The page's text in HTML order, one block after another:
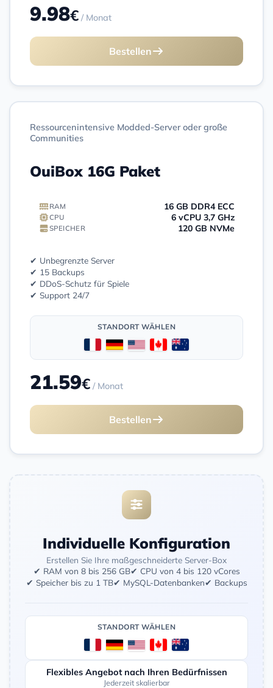
9.98€ / Monat
Bestellen
Ressourcenintensive Modded-Server oder große
Communities
OuiBox 16G Paket
RAM 16 GB DDR4 ECC
CPU 6 vCPU 3,7 GHz
SPEICHER 120 GB NVMe
✔ Unbegrenzte Server
✔ 15 Backups
✔ DDoS-Schutz für Spiele
✔ Support 24/7
STANDORT WÄHLEN
21.59€ / Monat
Bestellen
Individuelle Konfiguration
Erstellen Sie Ihre maßgeschneiderte Server-Box
✔ RAM von 8 bis 256 GB✔ CPU von 4 bis 120 vCores
✔ Speicher bis zu 1 TB✔ MySQL-Datenbanken✔ Backups
STANDORT WÄHLEN
Flexibles Angebot nach Ihren Bedürfnissen
Jederzeit skalierbar